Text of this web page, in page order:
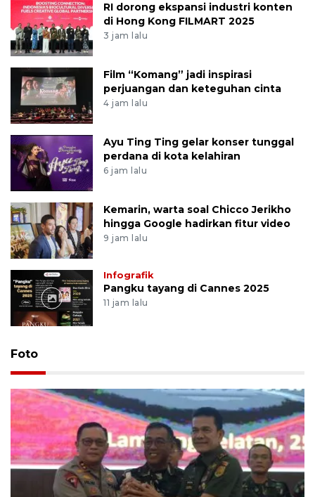
RI dorong ekspansi industri konten
di Hong Kong FILMART 2025
3 jam lalu
Film “Komang” jadi inspirasi
perjuangan dan keteguhan cinta
4 jam lalu
Ayu Ting Ting gelar konser tunggal
perdana di kota kelahiran
6 jam lalu
Kemarin, warta soal Chicco Jerikho
hingga Google hadirkan fitur video
9 jam lalu
Infografik
Pangku tayang di Cannes 2025
11 jam lalu
Foto